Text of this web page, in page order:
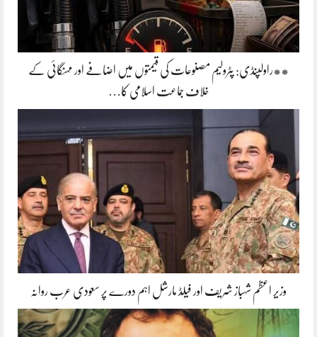
**راولپنڈی: پٹرولیم مصنوعات کی قیمتوں میں اضافے اور مہنگائی کے
خلاف جماعت اسلامی کا…
وزیر اعظم شہباز شریف اور فیلڈ مارشل اہم دورے پر سعودی عرب روانہ